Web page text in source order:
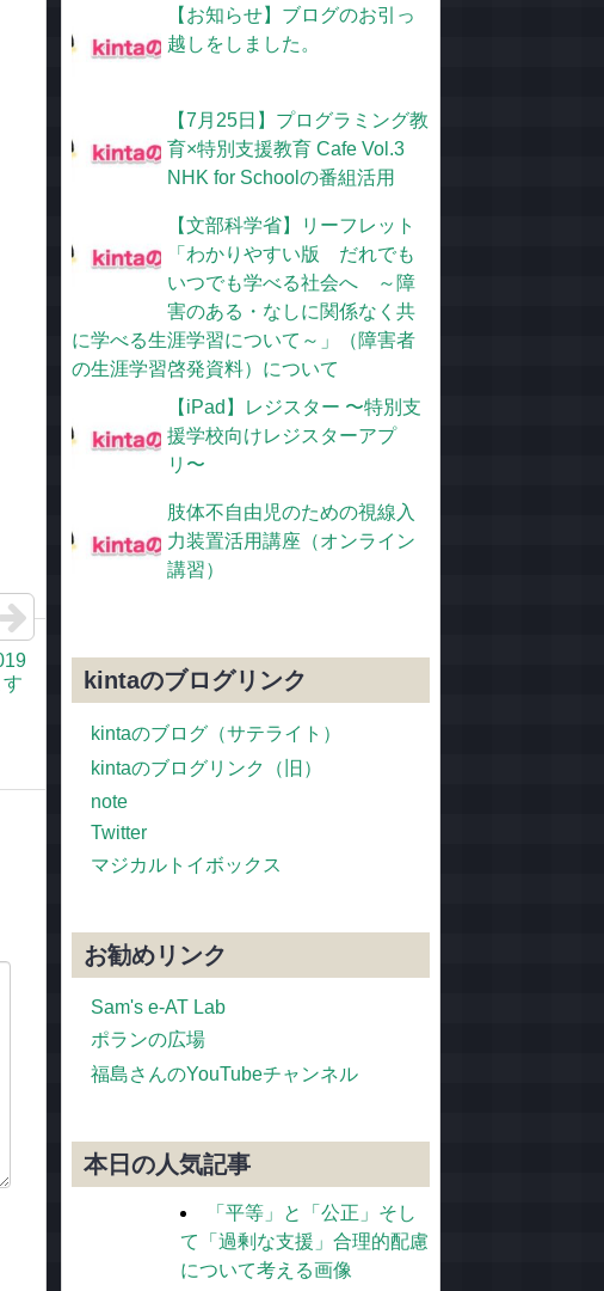
【お知らせ】ブログのお引っ
越しをしました。
【7月25日】プログラミング教
育×特別支援教育 Cafe Vol.3
NHK for Schoolの番組活用
【文部科学省】リーフレット
「わかりやすい版 だれでも
いつでも学べる社会へ ～障
害のある・なしに関係なく共
に学べる生涯学習について～」（障害者
の生涯学習啓発資料）について
【iPad】レジスター 〜特別支
援学校向けレジスターアプ
リ〜
肢体不自由児のための視線入
力装置活用講座（オンライン
講習）
kintaのブログリンク
kintaのブログ（サテライト）
kintaのブログリンク（旧）
note
Twitter
マジカルトイボックス
お勧めリンク
Sam's e-AT Lab
ポランの広場
福島さんのYouTubeチャンネル
本日の人気記事
「平等」と「公正」そし
て「過剰な支援」合理的配慮
について考える画像